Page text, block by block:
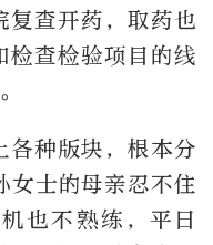
复查开药，取药也
检查检验项目的线
各种版块，根本分
士的母亲忍不住
也不熟练，平日